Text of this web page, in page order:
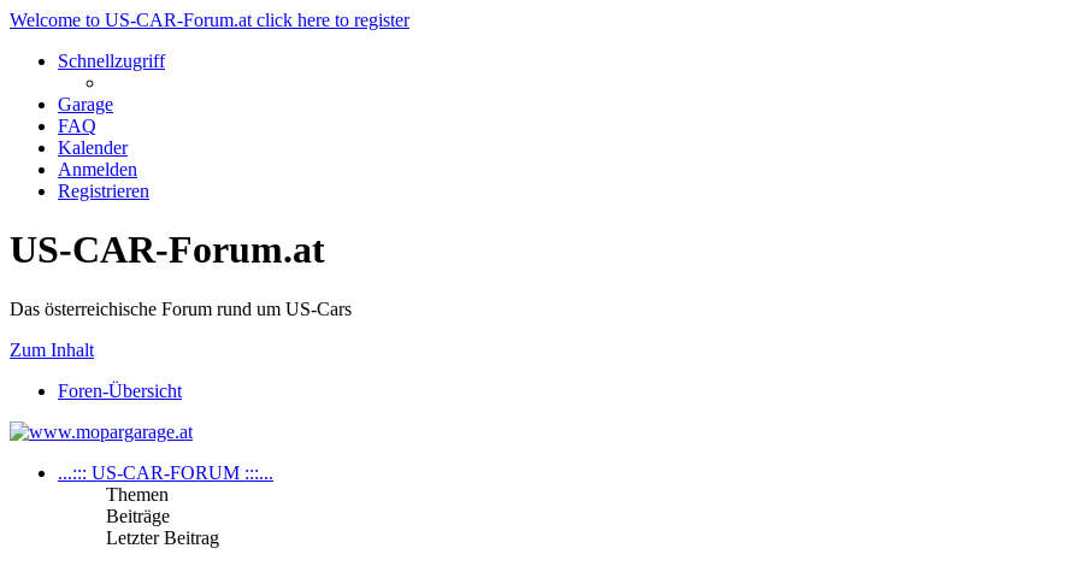
Welcome to US-CAR-Forum.at click here to register
Schnellzugriff
Garage
FAQ
Kalender
Anmelden
Registrieren
US-CAR-Forum.at
Das österreichische Forum rund um US-Cars
Zum Inhalt
Foren-Übersicht
...::: US-CAR-FORUM :::...
Themen
Beiträge
Letzter Beitrag